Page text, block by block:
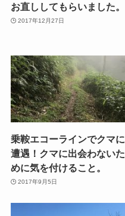
お直ししてもらいました。
2017年12月27日
乗鞍エコーラインでクマに
遭遇！クマに出会わないた
めに気を付けること。
2017年9月5日